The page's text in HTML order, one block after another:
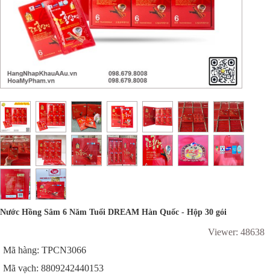
Nước Hồng Sâm 6 Năm Tuổi DREAM Hàn Quốc - Hộp 30 gói
Viewer: 48638
Mã hàng: TPCN3066
Mã vạch: 8809242440153